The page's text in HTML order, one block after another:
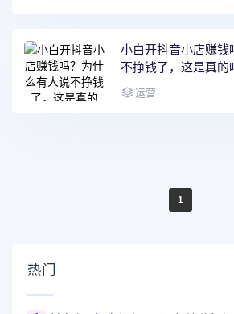
小白开抖音小店赚钱
不挣钱了，这是真的
运营
1
热门